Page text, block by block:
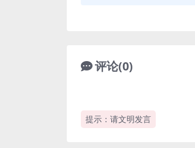
评论(0)
提示：请文明发言